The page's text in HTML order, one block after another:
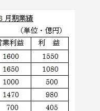
シャルコマース
ング
クス